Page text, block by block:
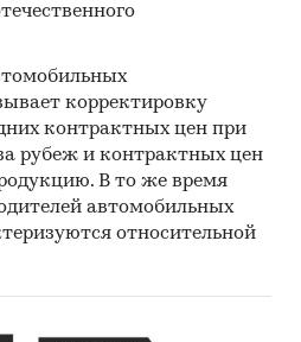
корректировку
контрактных цен при
рубеж и контрактных цен
В то же время
автомобильных
относительной